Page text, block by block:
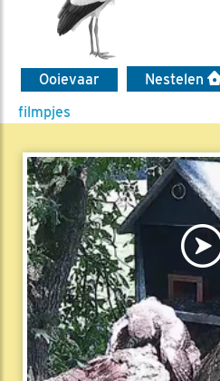
Ooievaar Nestelen
filmpjes